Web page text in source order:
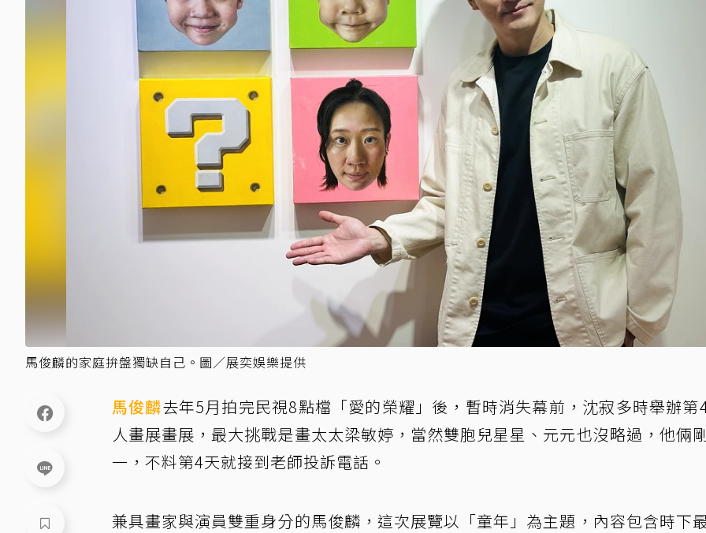
馬俊麟的家庭拚盤獨缺自己。圖／展奕娛樂提供
馬俊麟去年5月拍完民視8點檔「愛的榮耀」後，暫時消失幕前，沈寂多時舉辦第
人畫展畫展，最大挑戰是畫太太梁敏婷，當然雙胞兒星星、元元也沒略過，他倆
一，不料第4天就接到老師投訴電話。
兼具畫家與演員雙重身分的馬俊麟，這次展覽以「童年」為主題，內容包含時下